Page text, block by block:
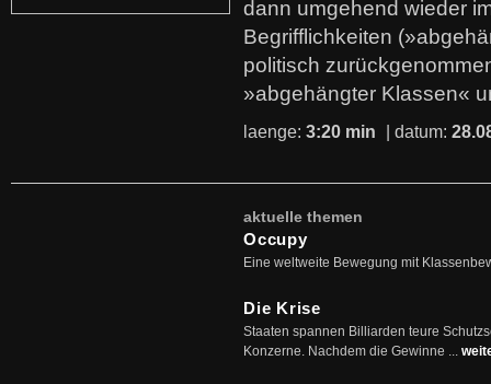
dann umgehend wieder
Begrifflichkeiten
politisch
»abgehängter Klassen«
laenge: 3:20 min | datum:
aktuelle themen
Occupy
Eine weltweite Bewegung mit
Die Krise
Staaten spannen Billiarden teure
Konzerne. Nachdem die Gewinne ...